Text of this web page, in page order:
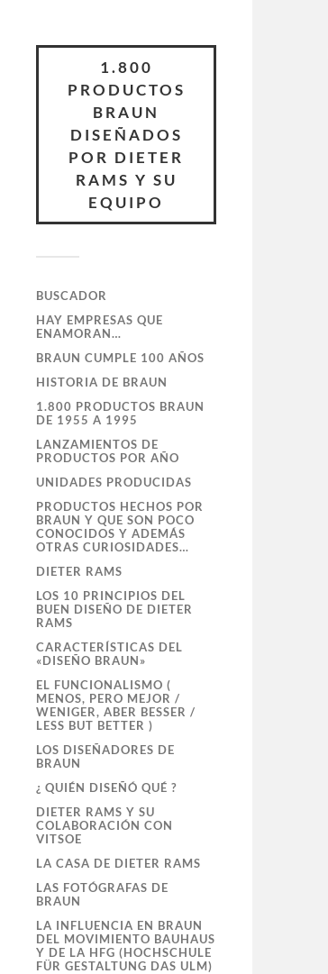
1.800
PRODUCTOS
BRAUN
DISEÑADOS
POR DIETER
RAMS Y SU
EQUIPO
BUSCADOR
HAY EMPRESAS QUE
ENAMORAN…
BRAUN CUMPLE 100 AÑOS
HISTORIA DE BRAUN
1.800 PRODUCTOS BRAUN
DE 1955 A 1995
LANZAMIENTOS DE
PRODUCTOS POR AÑO
UNIDADES PRODUCIDAS
PRODUCTOS HECHOS POR
BRAUN Y QUE SON POCO
CONOCIDOS Y ADEMÁS
OTRAS CURIOSIDADES…
DIETER RAMS
LOS 10 PRINCIPIOS DEL
BUEN DISEÑO DE DIETER
RAMS
CARACTERÍSTICAS DEL
«DISEÑO BRAUN»
EL FUNCIONALISMO (
MENOS, PERO MEJOR /
WENIGER, ABER BESSER /
LESS BUT BETTER )
LOS DISEÑADORES DE
BRAUN
¿ QUIÉN DISEÑÓ QUÉ ?
DIETER RAMS Y SU
COLABORACIÓN CON
VITSOE
LA CASA DE DIETER RAMS
LAS FOTÓGRAFAS DE
BRAUN
LA INFLUENCIA EN BRAUN
DEL MOVIMIENTO BAUHAUS
Y DE LA HFG (HOCHSCHULE
FÜR GESTALTUNG DAS ULM)